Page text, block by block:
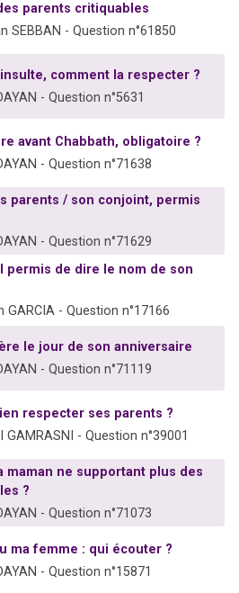
parents critiquables
SEBBAN - Question n°61850
comment la respecter ?
- Question n°5631
avant Chabbath, obligatoire ?
- Question n°71638
parents / son conjoint, permis
- Question n°71629
permis de dire le nom de son
GARCIA - Question n°17166
le jour de son anniversaire
- Question n°71119
respecter ses parents ?
GAMRASNI - Question n°39001
maman ne supportant plus des
?
- Question n°71073
ma femme : qui écouter ?
- Question n°15871